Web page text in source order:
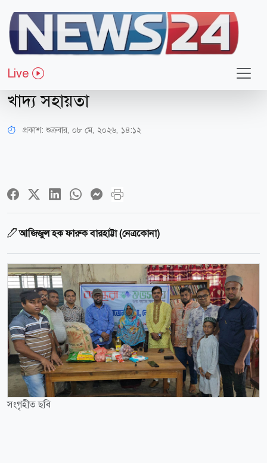
Live
বসুন্ধরা শুভসংঘ
নেত্রকোনার বারহাট্টায় বসুন্ধরা শুভসংঘের
উদ্যোগে অসহায় সাবিনা পেল এক মাসের
খাদ্য সহায়তা
প্রকাশ: শুক্রবার, ০৮ মে, ২০২৬, ১৪:১২
আজিজুল হক ফারুক বারহাট্টা (নেত্রকোনা)
সংগৃহীত ছবি